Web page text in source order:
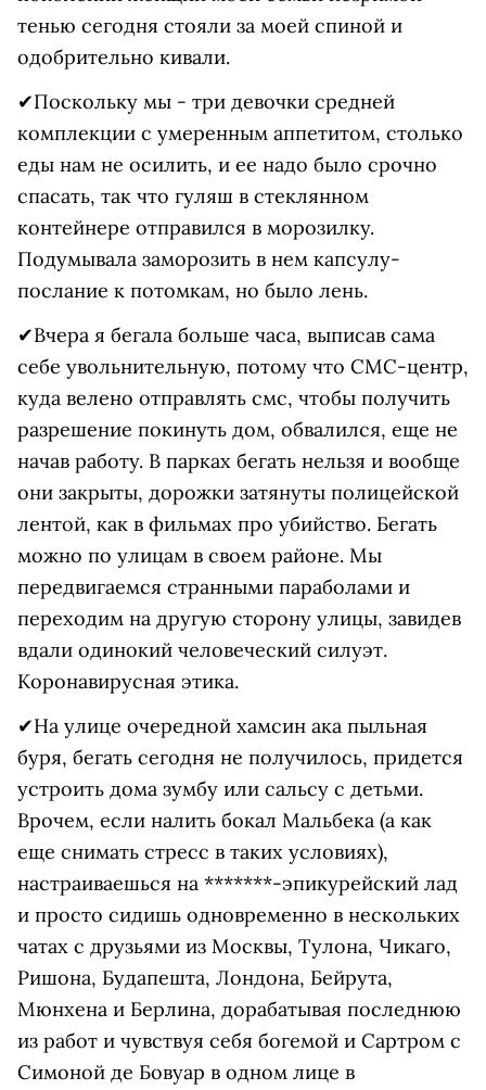
тенью сегодня стояли за моей спиной и
одобрительно кивали.
✔Поскольку мы - три девочки средней
комплекции с умеренным аппетитом, столько
еды нам не осилить, и ее надо было срочно
спасать, так что гуляш в стеклянном
контейнере отправился в морозилку.
Подумывала заморозить в нем капсулу-
послание к потомкам, но было лень.
✔Вчера я бегала больше часа, выписав сама
себе увольнительную, потому что СМС-центр,
куда велено отправлять смс, чтобы получить
разрешение покинуть дом, обвалился, еще не
начав работу. В парках бегать нельзя и вообще
они закрыты, дорожки затянуты полицейской
лентой, как в фильмах про убийство. Бегать
можно по улицам в своем районе. Мы
передвигаемся странными параболами и
переходим на другую сторону улицы, завидев
вдали одинокий человеческий силуэт.
Коронавирусная этика.
✔На улице очередной хамсин ака пыльная
буря, бегать сегодня не получилось, придется
устроить дома зумбу или сальсу с детьми.
Врочем, если налить бокал Мальбека (а как
еще снимать стресс в таких условиях),
настраиваешься на *******-эпикурейский лад
и просто сидишь одновременно в нескольких
чатах с друзьями из Москвы, Тулона, Чикаго,
Ришона, Будапешта, Лондона, Бейрута,
Мюнхена и Берлина, дорабатывая последнюю
из работ и чувствуя себя богемой и Сартром с
Симоной де Бовуар в одном лице в